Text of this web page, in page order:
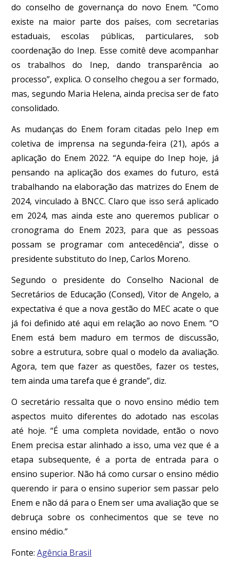
do conselho de governança do novo Enem. “Como
existe na maior parte dos países, com secretarias
estaduais, escolas públicas, particulares, sob
coordenação do Inep. Esse comitê deve acompanhar
os trabalhos do Inep, dando transparência ao
processo”, explica. O conselho chegou a ser formado,
mas, segundo Maria Helena, ainda precisa ser de fato
consolidado.
As mudanças do Enem foram citadas pelo Inep em
coletiva de imprensa na segunda-feira (21), após a
aplicação do Enem 2022. “A equipe do Inep hoje, já
pensando na aplicação dos exames do futuro, está
trabalhando na elaboração das matrizes do Enem de
2024, vinculado à BNCC. Claro que isso será aplicado
em 2024, mas ainda este ano queremos publicar o
cronograma do Enem 2023, para que as pessoas
possam se programar com antecedência”, disse o
presidente substituto do Inep, Carlos Moreno.
Segundo o presidente do Conselho Nacional de
Secretários de Educação (Consed), Vitor de Angelo, a
expectativa é que a nova gestão do MEC acate o que
já foi definido até aqui em relação ao novo Enem. “O
Enem está bem maduro em termos de discussão,
sobre a estrutura, sobre qual o modelo da avaliação.
Agora, tem que fazer as questões, fazer os testes,
tem ainda uma tarefa que é grande”, diz.
O secretário ressalta que o novo ensino médio tem
aspectos muito diferentes do adotado nas escolas
até hoje. “É uma completa novidade, então o novo
Enem precisa estar alinhado a isso, uma vez que é a
etapa subsequente, é a porta de entrada para o
ensino superior. Não há como cursar o ensino médio
querendo ir para o ensino superior sem passar pelo
Enem e não dá para o Enem ser uma avaliação que se
debruça sobre os conhecimentos que se teve no
ensino médio.”
Fonte:Agência Brasil